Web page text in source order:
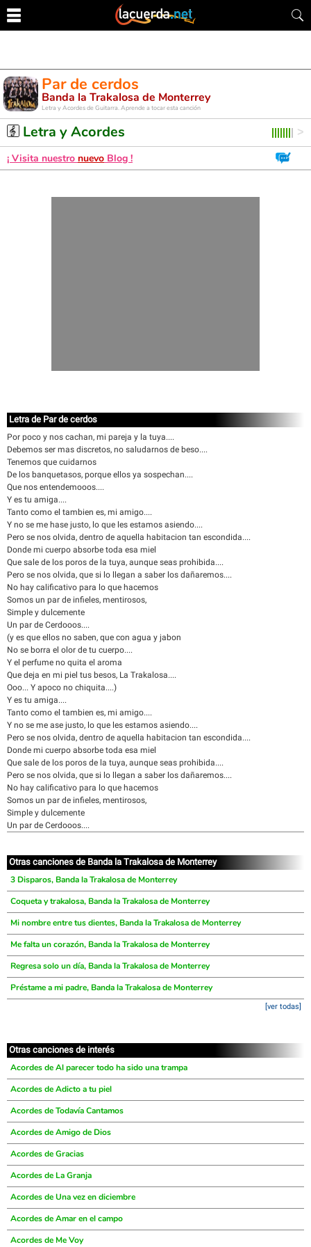
Par de cerdos
Banda la Trakalosa de Monterrey
Letra y Acordes de Guitarra. Aprende a tocar esta canción
Letra y Acordes
¡ Visita nuestro nuevo Blog !
Letra de Par de cerdos
Por poco y nos cachan, mi pareja y la tuya....
Debemos ser mas discretos, no saludarnos de beso....
Tenemos que cuidarnos
De los banquetasos, porque ellos ya sospechan....
Que nos entendemooos....
Y es tu amiga....
Tanto como el tambien es, mi amigo....
Y no se me hase justo, lo que les estamos asiendo....
Pero se nos olvida, dentro de aquella habitacion tan escondida....
Donde mi cuerpo absorbe toda esa miel
Que sale de los poros de la tuya, aunque seas prohibida....
Pero se nos olvida, que si lo llegan a saber los dañaremos....
No hay calificativo para lo que hacemos
Somos un par de infieles, mentirosos,
Simple y dulcemente
Un par de Cerdooos....
(y es que ellos no saben, que con agua y jabon
No se borra el olor de tu cuerpo....
Y el perfume no quita el aroma
Que deja en mi piel tus besos, La Trakalosa....
Ooo... Y apoco no chiquita....)
Y es tu amiga....
Tanto como el tambien es, mi amigo....
Y no se me ase justo, lo que les estamos asiendo....
Pero se nos olvida, dentro de aquella habitacion tan escondida....
Donde mi cuerpo absorbe toda esa miel
Que sale de los poros de la tuya, aunque seas prohibida....
Pero se nos olvida, que si lo llegan a saber los dañaremos....
No hay calificativo para lo que hacemos
Somos un par de infieles, mentirosos,
Simple y dulcemente
Un par de Cerdooos....
Otras canciones de Banda la Trakalosa de Monterrey
3 Disparos, Banda la Trakalosa de Monterrey
Coqueta y trakalosa, Banda la Trakalosa de Monterrey
Mi nombre entre tus dientes, Banda la Trakalosa de Monterrey
Me falta un corazón, Banda la Trakalosa de Monterrey
Regresa solo un día, Banda la Trakalosa de Monterrey
Préstame a mi padre, Banda la Trakalosa de Monterrey
[ver todas]
Otras canciones de interés
Acordes de Al parecer todo ha sido una trampa
Acordes de Adicto a tu piel
Acordes de Todavía Cantamos
Acordes de Amigo de Dios
Acordes de Gracias
Acordes de La Granja
Acordes de Una vez en diciembre
Acordes de Amar en el campo
Acordes de Me Voy